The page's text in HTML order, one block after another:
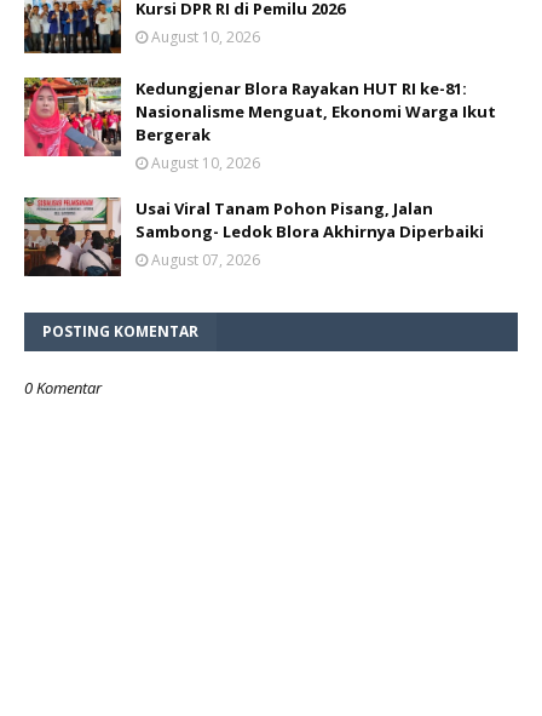
Kursi DPR RI di Pemilu 2026
August 10, 2026
Kedungjenar Blora Rayakan HUT RI ke-81:
Nasionalisme Menguat, Ekonomi Warga Ikut
Bergerak
August 10, 2026
Usai Viral Tanam Pohon Pisang, Jalan
Sambong- Ledok Blora Akhirnya Diperbaiki
August 07, 2026
POSTING KOMENTAR
0 Komentar